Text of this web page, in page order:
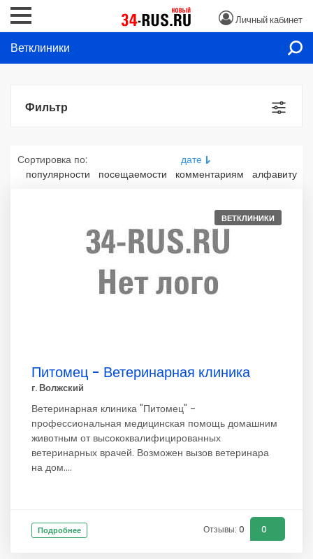
Личный кабинет
Ветклиники
Фильтр
Сортировка по:
дате
популярности
посещаемости комментариям алфавиту
ВЕТКЛИНИКИ
Питомец - Ветеринарная клиника
г. Волжский
Ветеринарная клиника "Питомец" -
профессиональная медицинская помощь домашним
животным от высококвалифицированных
ветеринарных врачей. Возможен вызов ветеринара
на дом....
Подробнее Отзывы: 0 0